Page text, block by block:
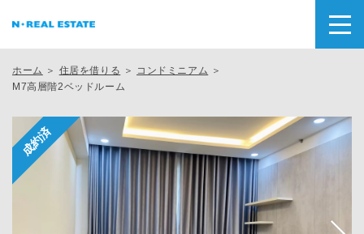
ホーム ＞ 住居を借りる ＞ コンドミニアム ＞
M7高層階2ベッドルーム